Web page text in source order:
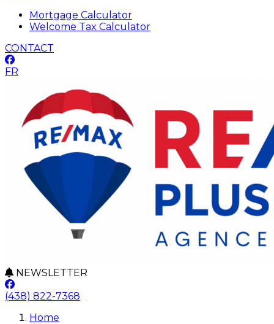
Mortgage Calculator
Welcome Tax Calculator
CONTACT
FR
NEWSLETTER
(438) 822-7368
Home